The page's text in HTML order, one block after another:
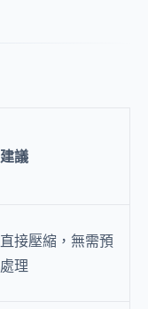
建議
直接壓縮，無需預
處理